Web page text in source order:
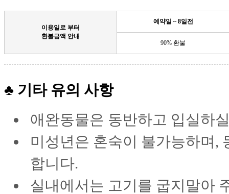
이용일로 부터
환불금액 안내
예약일 ~ 8일전
90% 환불
♣ 기타 유의 사항
애완동물은 동반하고 입실하
미성년은 혼숙이 불가능하며,
합니다.
실내에서는 고기를 굽지말아